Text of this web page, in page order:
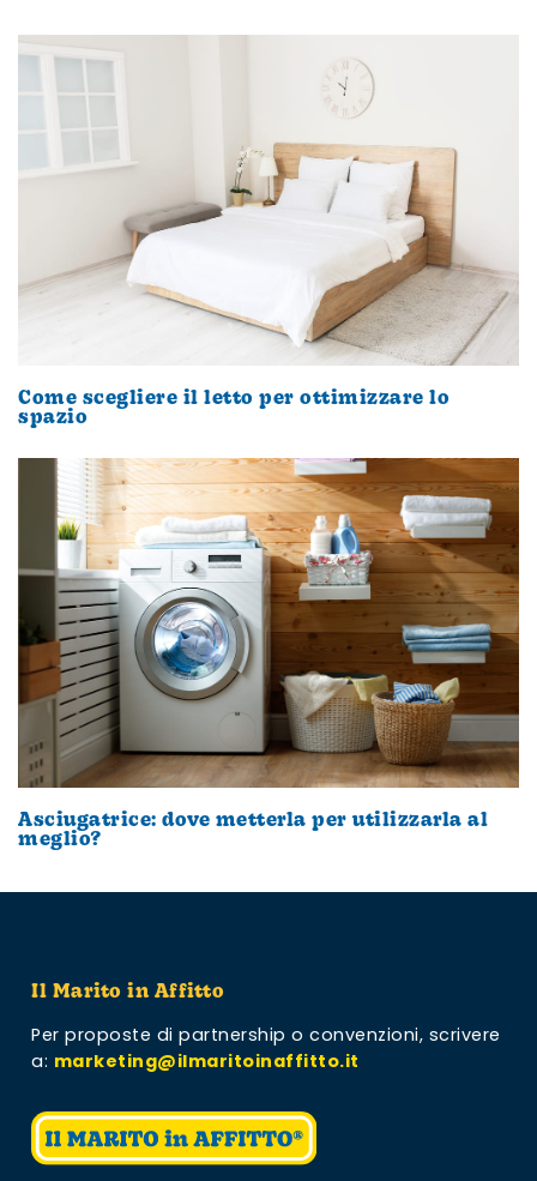
Come scegliere il letto per ottimizzare lo
spazio
Asciugatrice: dove metterla per utilizzarla al
meglio?
Il Marito in Affitto
Per proposte di partnership o convenzioni, scrivere
a: marketing@ilmaritoinaffitto.it